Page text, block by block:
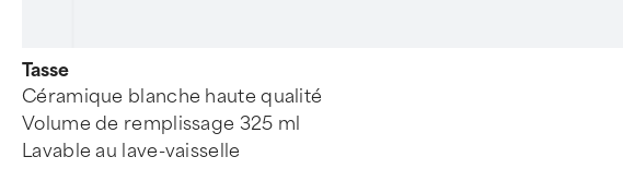
Tasse
Céramique blanche haute qualité
Volume de remplissage 325 ml
Lavable au lave-vaisselle